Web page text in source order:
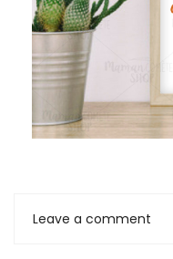
Leave a comment